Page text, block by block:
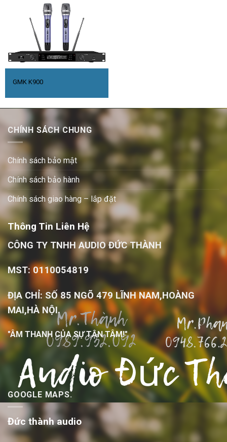
GMK K900
CHÍNH SÁCH CHUNG
Chính sách bảo mật
Chính sách bảo hành
Chính sách giao hàng – lắp đặt
Thông Tin Liên Hệ
CÔNG TY TNHH AUDIO ĐỨC THÀNH
MST: 0110054819
ĐỊA CHỈ: SỐ 85 NGÕ 479 LĨNH NAM,HOÀNG
MAI,HÀ NỘI.
"ÂM THANH CỦA SỰ TẬN TÂM!"
GOOGLE MAPS.
Đức thành audio